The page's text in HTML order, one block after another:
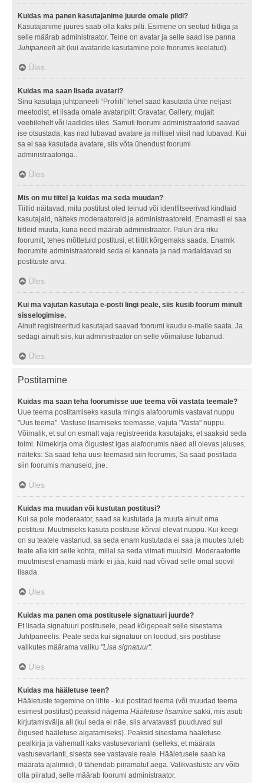
Kuidas ma panen kasutajanime juurde omale pildi?
Kasutajanime juures saab olla kaks pilti. Esimene on seotud tiitliga ja
selle määrab administraator. Teine on avatar ja selle saad ise panna
Juhtpaneeli alt (kui avataride kasutamine pole foorumis keelatud).
Üles
Kuidas ma saan lisada avatari?
Sinu kasutaja juhtpaneeli “Profiili” lehel saad kasutada ühte neljast
meetodist, et lisada omale avataripilt: Gravatar, Gallery, mujalt
veebilehelt või laadides üles. Samuti foorumi administraatorid saavad
ise otsustada, kas nad lubavad avatare ja millisel viisil nad lubavad. Kui
sa ei saa kasutada avatare, siis võta ühendust foorumi
administraatoriga..
Üles
Mis on mu tiitel ja kuidas ma seda muudan?
Tiitlid näitavad, mitu postitust oled teinud või identfitseerivad kindlaid
kasutajaid, näiteks moderaatoreid ja administraatoreid. Enamasti ei saa
tiitleid muuta, kuna need määrab administraator. Palun ära riku
foorumit, tehes mõttetuid postitusi, et tiitlit kõrgemaks saada. Enamik
foorumite administraatoreid seda ei kannata ja nad madaldavad su
postituste arvu.
Üles
Kui ma vajutan kasutaja e-posti lingi peale, siis küsib foorum minult
sisselogimise.
Ainult registreeritud kasutajad saavad foorumi kaudu e-maile saata. Ja
sedagi ainult siis, kui administraator on selle võimaluse lubanud.
Üles
Postitamine
Kuidas ma saan teha foorumisse uue teema või vastata teemale?
Uue teema postitamiseks kasuta mingis alafoorumis vastavat nuppu
"Uus teema". Vastuse lisamiseks teemasse, vajuta "Vasta" nuppu.
Võimalik, et sul on esmalt vaja registreerida kasutajaks, et saaksid seda
toimi. Nimekirja oma õigustest igas alafoorumis näed all olevas jaluses,
näiteks: Sa saad teha uusi teemasid siin foorumis, Sa saad postitada
siin foorumis manuseid, jne.
Üles
Kuidas ma muudan või kustutan postitusi?
Kui sa pole moderaator, saad sa kustutada ja muuta ainult oma
postitusi. Muutmiseks kasuta postituse kõrval olevat nuppu. Kui keegi
on su teatele vastanud, sa seda enam kustutada ei saa ja muutes tuleb
teate alla kiri selle kohta, millal sa seda viimati muutsid. Moderaatorite
muutmisest enamasti märki ei jää, kuid nad võivad selle omal soovil
lisada.
Üles
Kuidas ma panen oma postitusele signatuuri juurde?
Et lisada signatuuri postitusele, pead kõigepealt selle sisestama
Juhtpaneelis. Peale seda kui signatuur on loodud, siis postituse
valikutes määrama valiku "Lisa signatuur".
Üles
Kuidas ma hääletuse teen?
Hääletuste tegemine on lihte - kui postitad teema (või muudad teema
esimest postitust) peaksid nägema Hääletuse lisamine sakki, mis asub
kirjutamisvälja all (kui seda ei näe, siis arvatavasti puuduvad sul
õigused hääletuse algatamiseks). Peaksid sisestama hääletuse
pealkirja ja vähemalt kaks vastusevarianti (selleks, et määrata
vastusevarianti, sisesta see vastavale reale. Hääletusele saab ka
määrata ajalimiidi, 0 tähendab piiramatut aega. Valikvastuste arv võib
olla piiratud, selle määrab foorumi administraator.